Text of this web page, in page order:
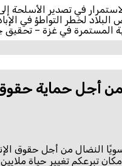
في تصدير الأسلحة
لخطر التواطؤ في
المستمرة في غزة – تحقيق
من أجل حماية
سويًا النضال من أجل حقوق
تبرعكم تغيير حياة